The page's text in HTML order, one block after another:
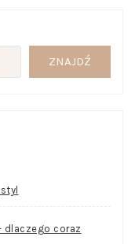
ZNAJDŹ
dlaczego coraz